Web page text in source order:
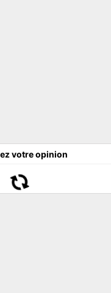
votre opinion